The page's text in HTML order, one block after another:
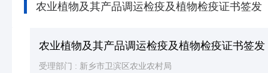
死亡殡葬(3) 其他（含个体工商户，人类生命周期排序）等
农业植物及其产品调运检疫及植物检疫证书签发
农业植物及其产品调运检疫及植物检疫证书签发
受理部门 : 新乡市卫滨区农业农村局